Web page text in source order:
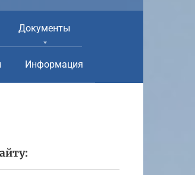
Документы
Информация